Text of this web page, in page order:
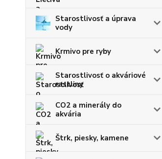
Starostlivosť a úprava
vody
Krmivo pre ryby
Starostlivosť o akváriové
rastliny
CO2 a minerály do
akvária
Štrk, piesky, kamene